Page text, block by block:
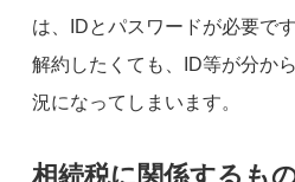
は、IDとパスワードが必要です
解約したくても、ID等が分か
況になってしまいます。
相続税に関係するも